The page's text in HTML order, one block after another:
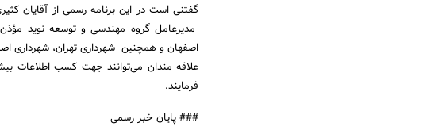
گفتنی است در این برنامه رسمی از آقایان
مدیرعامل گروه مهندسی و توسعه نوید
اصفهان و همچنین شهرداری تهران، شهرداری
فرمایند.
### پایان خبر رسمی